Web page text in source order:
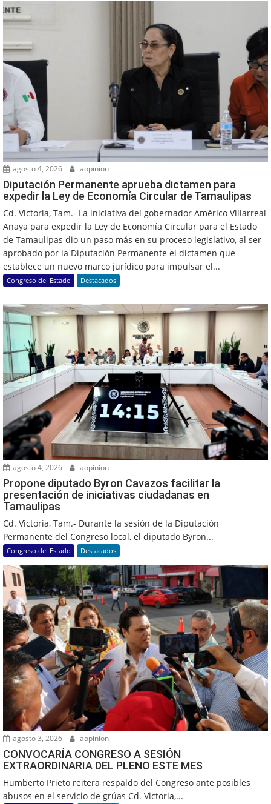
agosto 4, 2026 laopinion
Diputación Permanente aprueba dictamen para
expedir la Ley de Economía Circular de Tamaulipas
Cd. Victoria, Tam.- La iniciativa del gobernador Américo Villarreal
Anaya para expedir la Ley de Economía Circular para el Estado
de Tamaulipas dio un paso más en su proceso legislativo, al ser
aprobado por la Diputación Permanente el dictamen que
establece un nuevo marco jurídico para impulsar el...
Congreso del Estado Destacados
agosto 4, 2026 laopinion
Propone diputado Byron Cavazos facilitar la
presentación de iniciativas ciudadanas en
Tamaulipas
Cd. Victoria, Tam.- Durante la sesión de la Diputación
Permanente del Congreso local, el diputado Byron...
Congreso del Estado Destacados
agosto 3, 2026 laopinion
CONVOCARÍA CONGRESO A SESIÓN
EXTRAORDINARIA DEL PLENO ESTE MES
Humberto Prieto reitera respaldo del Congreso ante posibles
abusos en el servicio de grúas Cd. Victoria,...